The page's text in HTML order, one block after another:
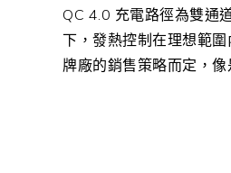
QC 4.0 充電路徑為雙通
下，發熱控制在理想範
牌廠的銷售策略而定，